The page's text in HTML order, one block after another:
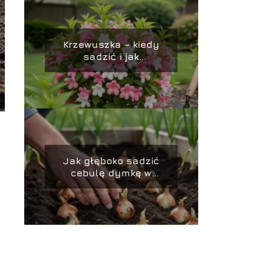
Krzewuszka – kiedy
sadzić i jak
prawidłowo
pielęgnować?
Jak głęboko sadzić
cebulę dymkę w
ogródku?